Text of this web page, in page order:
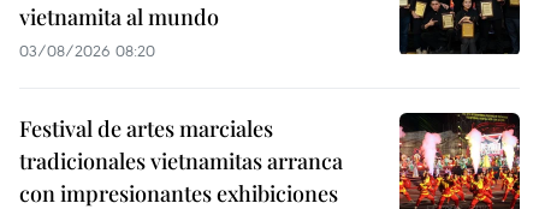
vietnamita al mundo
03/08/2026 08:20
Festival de artes marciales
tradicionales vietnamitas arranca
con impresionantes exhibiciones